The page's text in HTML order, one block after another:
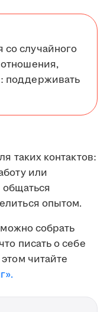
со случайного
поддерживать
таких контактов:
или
опытом.
можно собрать
писать о себе
читайте